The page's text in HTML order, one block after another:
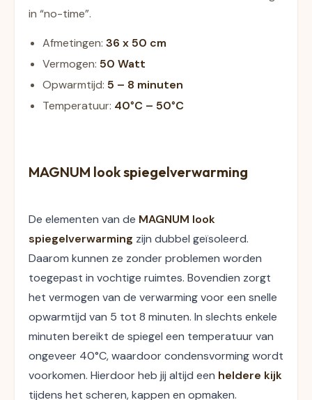
in “no-time”.
Afmetingen: 36 x 50 cm
Vermogen: 50 Watt
Opwarmtijd: 5 – 8 minuten
Temperatuur: 40°C – 50°C
MAGNUM look spiegelverwarming
De elementen van de MAGNUM look
spiegelverwarming zijn dubbel geïsoleerd.
Daarom kunnen ze zonder problemen worden
toegepast in vochtige ruimtes. Bovendien zorgt
het vermogen van de verwarming voor een snelle
opwarmtijd van 5 tot 8 minuten. In slechts enkele
minuten bereikt de spiegel een temperatuur van
ongeveer 40°C, waardoor condensvorming wordt
voorkomen. Hierdoor heb jij altijd een heldere kijk
tijdens het scheren, kappen en opmaken.